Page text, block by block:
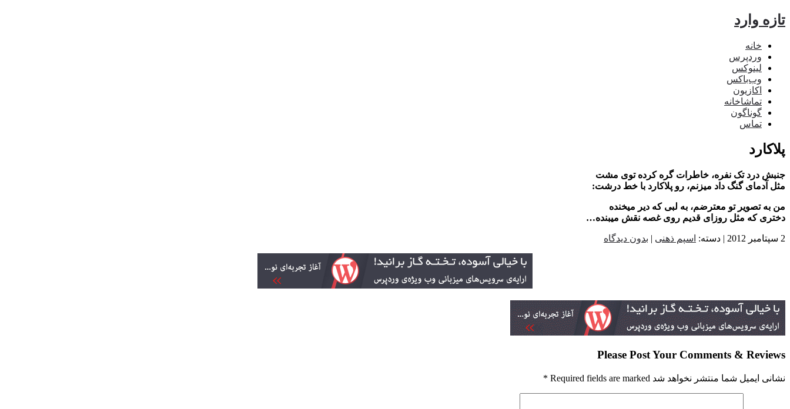
تازه وارد
خانه
وردپرس
لینوکس
وب‌باکس
اکازیون
تماشاخانه
گوناگون
تماس
پلاکارد
جنبش درد تک نفره، خاطرات گره کرده توی مشت
مثل آدمای گنگ داد میزنم، رو پلاکارد با خط درشت:
من به تصویر تو معترضم، به لبی که دیر میخنده
دختری که مثل روزای قدیم روی غصه نقش میبنده…
2 سپتامبر 2012 | دسته: اسپم ذهنی | بدون دیدگاه
Please Post Your Comments & Reviews
نشانی ایمیل شما منتشر نخواهد شد Required fields are marked *